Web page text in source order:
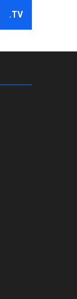
.TV